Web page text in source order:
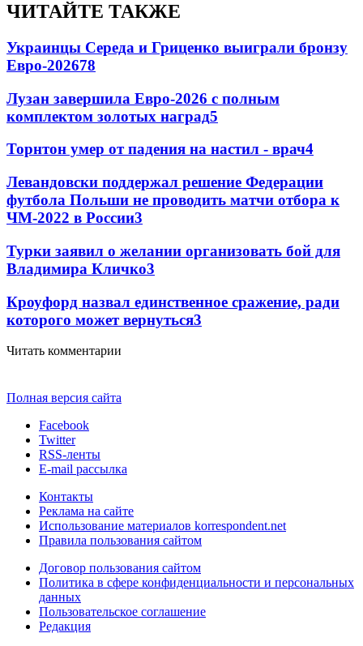
ЧИТАЙТЕ ТАКЖЕ
Украинцы Середа и Гриценко выиграли бронзу
Евро-202678
Лузан завершила Евро-2026 с полным
комплектом золотых наград5
Торнтон умер от падения на настил - врач4
Левандовски поддержал решение Федерации
футбола Польши не проводить матчи отбора к
ЧМ-2022 в России3
Турки заявил о желании организовать бой для
Владимира Кличко3
Кроуфорд назвал единственное сражение, ради
которого может вернуться3
Читать комментарии
Полная версия сайта
Facebook
Twitter
RSS-ленты
E-mail рассылка
Контакты
Реклама на сайте
Использование материалов korrespondent.net
Правила пользования сайтом
Договор пользования сайтом
Политика в сфере конфиденциальности и персональных
данных
Пользовательское соглашение
Редакция